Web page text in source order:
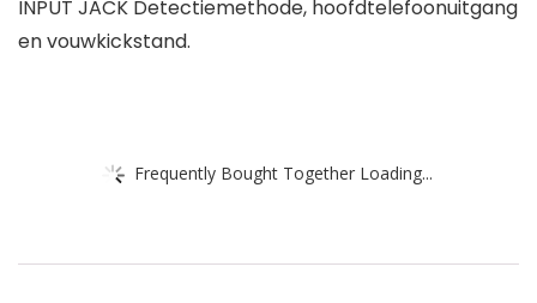
INPUT JACK Detectiemethode, hoofdtelefoonuitgang
en vouwkickstand.
Frequently Bought Together Loading...